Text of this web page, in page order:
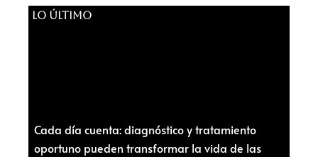
LO ÚLTIMO
Cada día cuenta: diagnóstico y tratamiento
oportuno pueden transformar la vida de las